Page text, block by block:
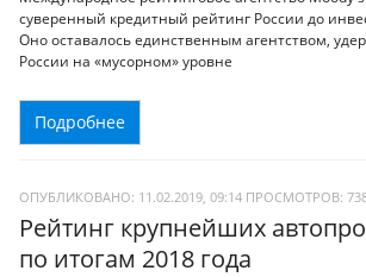
суверенный кредитный рейтинг России до
Оно оставалось единственным агентством,
России на «мусорном» уровне
Подробнее
ОПУБЛИКОВАНО: 11.02.2019, 09:14 ПРОСМОТРОВ:
Рейтинг крупнейших
по итогам 2018 года